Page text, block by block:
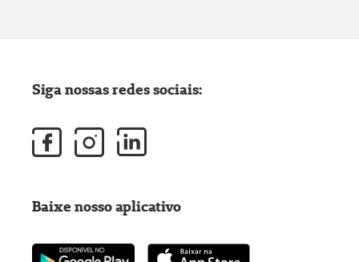
Siga nossas redes sociais:
Baixe nosso aplicativo